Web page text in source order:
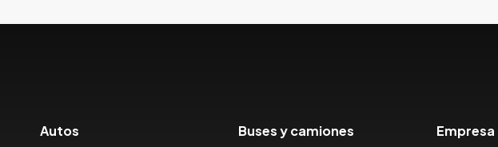
Autos Buses y camiones Empresa